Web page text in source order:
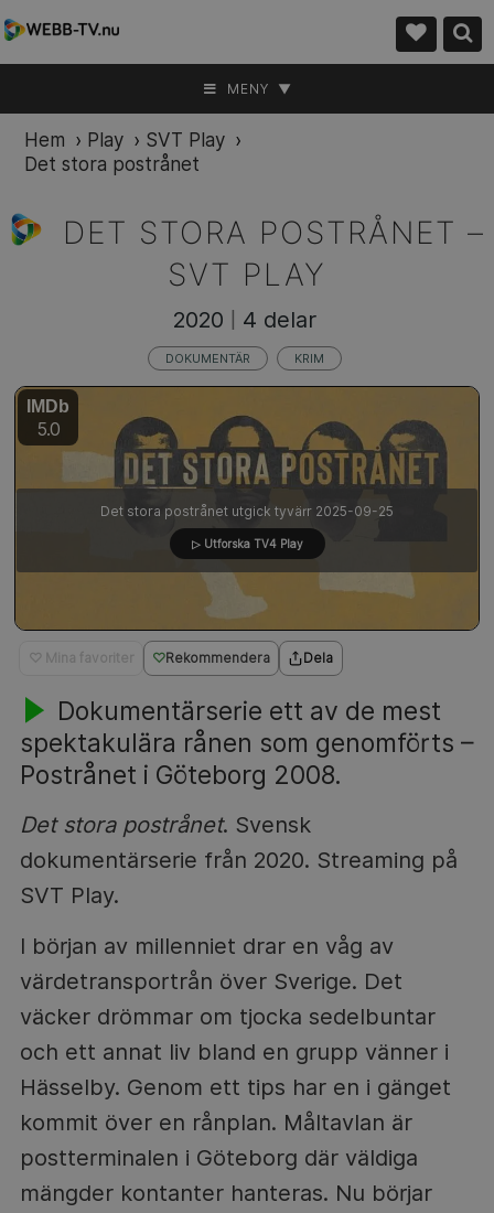
MENY ▼
Hem › Play › SVT Play ›
Det stora postrånet
DET STORA POSTRÅNET –
SVT PLAY
♡ Mina favoriter Rekommendera Dela
Dokumentärserie ett av de mest
spektakulära rånen som genomförts –
Postrånet i Göteborg 2008.
Det stora postrånet. Svensk
dokumentärserie från 2020. Streaming på
SVT Play.
I början av millenniet drar en våg av
värdetransportrån över Sverige. Det
väcker drömmar om tjocka sedelbuntar
och ett annat liv bland en grupp vänner i
Hässelby. Genom ett tips har en i gänget
kommit över en rånplan. Måltavlan är
postterminalen i Göteborg där väldiga
mängder kontanter hanteras. Nu börjar
Det stora postrånet utgick tyvärr 2025-09-25
▷ Utforska TV4 Play
2020 4 delar
DOKUMENTÄR KRIM
IMDb
5.0